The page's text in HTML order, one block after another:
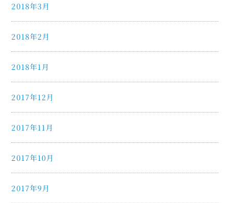
2018年3月
2018年2月
2018年1月
2017年12月
2017年11月
2017年10月
2017年9月